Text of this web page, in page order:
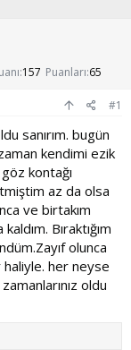
157 Puanları 65
#1
sanırım. bugün
kendimi ezik
kontağı
az da olsa
ve birtakım
Bıraktığım
olunca
her neyse
oldu